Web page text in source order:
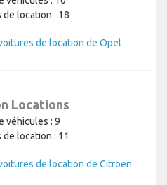
de location : 18
de location de Opel
Locations
véhicules : 9
de location : 11
de location de Citroen